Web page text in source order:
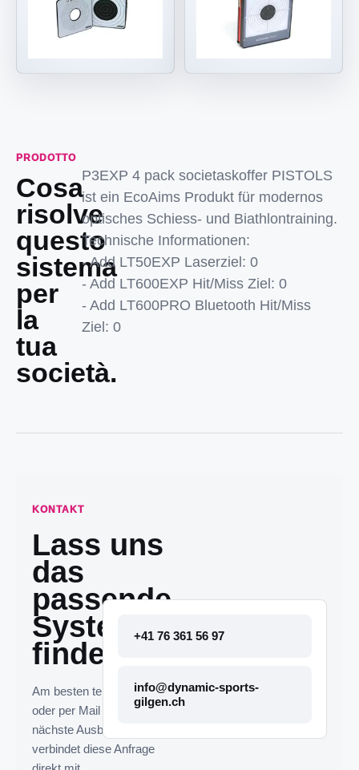
PRODOTTO
Cosa
risolve
questo
sistema
per
la
tua
società.
P3EXP 4 pack societaskoffer PISTOLS
ist ein EcoAims Produkt für modernos
optisches Schiess- und Biathlontraining.
Technische Informationen:
- Add LT50EXP Laserziel: 0
- Add LT600EXP Hit/Miss Ziel: 0
- Add LT600PRO Bluetooth Hit/Miss
Ziel: 0
KONTAKT
Lass uns
das
passende
System
finden.
Am besten telefonisch
oder per Mail melden. Die
nächste Ausbaustufe
verbindet diese Anfrage
+41 76 361 56 97
info@dynamic-sports-
gilgen.ch